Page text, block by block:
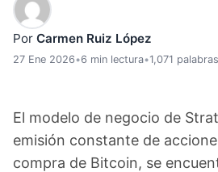
Por Carmen Ruiz López
27 Ene 2026•6 min lectura•1,071 palabras
El modelo de negocio de
emisión constante de
compra de Bitcoin, se